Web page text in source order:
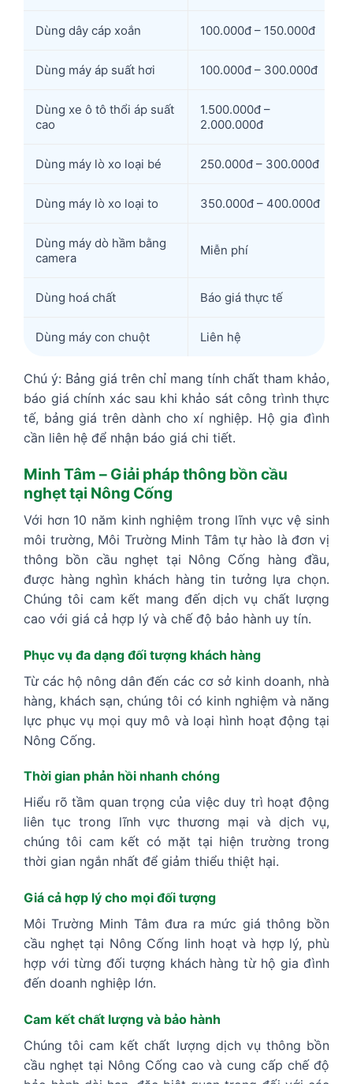
Dùng dây cáp xoắn 100.000đ – 150.000đ
Dùng máy áp suất hơi 100.000đ – 300.000đ
Dùng xe ô tô thổi áp suất
cao
1.500.000đ –
2.000.000đ
Dùng máy lò xo loại bé 250.000đ – 300.000đ
Dùng máy lò xo loại to 350.000đ – 400.000đ
Dùng máy dò hầm bằng
camera
Miễn phí
Dùng hoá chất Báo giá thực tế
Dùng máy con chuột Liên hệ
Chú ý: Bảng giá trên chỉ mang tính chất tham khảo,
báo giá chính xác sau khi khảo sát công trình thực
tế, bảng giá trên dành cho xí nghiệp. Hộ gia đình
cần liên hệ để nhận báo giá chi tiết.
Minh Tâm – Giải pháp thông bồn cầu
nghẹt tại Nông Cống
Với hơn 10 năm kinh nghiệm trong lĩnh vực vệ sinh
môi trường, Môi Trường Minh Tâm tự hào là đơn vị
thông bồn cầu nghẹt tại Nông Cống hàng đầu,
được hàng nghìn khách hàng tin tưởng lựa chọn.
Chúng tôi cam kết mang đến dịch vụ chất lượng
cao với giá cả hợp lý và chế độ bảo hành uy tín.
Phục vụ đa dạng đối tượng khách hàng
Từ các hộ nông dân đến các cơ sở kinh doanh, nhà
hàng, khách sạn, chúng tôi có kinh nghiệm và năng
lực phục vụ mọi quy mô và loại hình hoạt động tại
Nông Cống.
Thời gian phản hồi nhanh chóng
Hiểu rõ tầm quan trọng của việc duy trì hoạt động
liên tục trong lĩnh vực thương mại và dịch vụ,
chúng tôi cam kết có mặt tại hiện trường trong
thời gian ngắn nhất để giảm thiểu thiệt hại.
Giá cả hợp lý cho mọi đối tượng
Môi Trường Minh Tâm đưa ra mức giá thông bồn
cầu nghẹt tại Nông Cống linh hoạt và hợp lý, phù
hợp với từng đối tượng khách hàng từ hộ gia đình
đến doanh nghiệp lớn.
Cam kết chất lượng và bảo hành
Chúng tôi cam kết chất lượng dịch vụ thông bồn
cầu nghẹt tại Nông Cống cao và cung cấp chế độ